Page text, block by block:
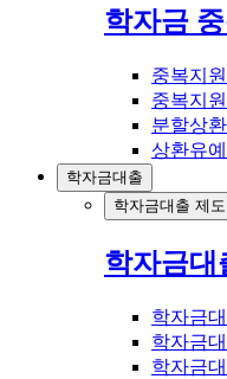
학자금
중복지
중복지
분할상
상환유
학자금대출
학자금대출 제
학자금대
학자금
학자금
학자금